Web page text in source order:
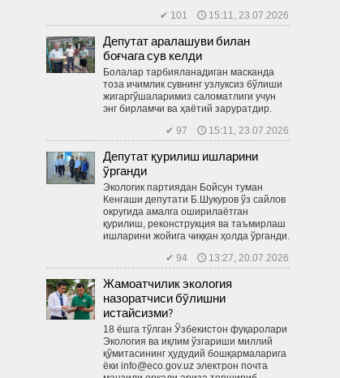
✔ 101 🕔 15:11, 23.07.2026
Депутат аралашуви билан
боғчага сув келди
Болалар тарбияланадиган мас­канда
тоза ичимлик сувнинг узлуксиз бўлиши
жигаргўшаларимиз саломатлиги учун
энг бирламчи ва ҳаётий заруратдир.
✔ 97 🕔 15:11, 23.07.2026
Депутат қурилиш ишларини
ўрганди
Экологик партиядан Бойсун туман
Кенгаши депутати Б.Шукуров ўз сайлов
округида амалга оширилаётган
қурилиш, реконструкция ва таъмирлаш
ишларини жойига чиққан ҳолда ўрганди.
✔ 94 🕔 13:27, 20.07.2026
Жамоатчилик экология
назоратчиси бўлишни
истайсизми?
18 ёшга тўлган Ўзбекистон фуқаролари
Экология ва иқлим ўзгариши миллий
қўмитасининг ҳудудий бош­қармаларига
ёки info@eco.gov.uz электрон почта